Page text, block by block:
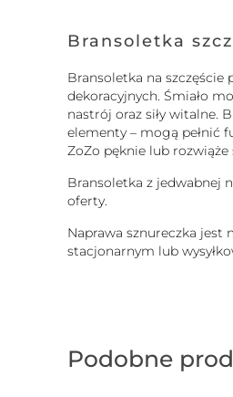
Bransoletka
Bransoletka na
dekoracyjnych. Śmiało
nastrój oraz siły witalne.
elementy – mogą pełnić
ZoZo pęknie lub rozwiąże
Bransoletka z jedwabnej
oferty.
Naprawa sznureczka jest
stacjonarnym lub
Podobne